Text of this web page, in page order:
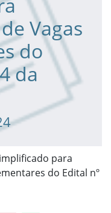
Vagas
do
da
para
do Edital nº